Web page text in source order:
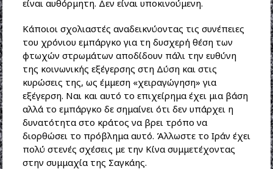
είναι αυθόρμητη. Δεν είναι υποκινούμενη.
Κάποιοι σχολιαστές αναδεικνύοντας τις συνέπειες
του χρόνιου εμπάργκο για τη δυσχερή θέση των
φτωχών στρωμάτων αποδίδουν πάλι την ευθύνη
της κοινωνικής εξέγερσης στη Δύση και στις
κυρώσεις της, ως έμμεση «χειραγώγηση» για
εξέγερση. Ναι και αυτό το επιχείρημα έχει μια βάση
αλλά το εμπάργκο δε σημαίνει ότι δεν υπάρχει η
δυνατότητα στο κράτος να βρει τρόπο να
διορθώσει το πρόβλημα αυτό. Άλλωστε το Ιράν έχει
πολύ στενές σχέσεις με την Κίνα συμμετέχοντας
στην συμμαχία της Σαγκάης.